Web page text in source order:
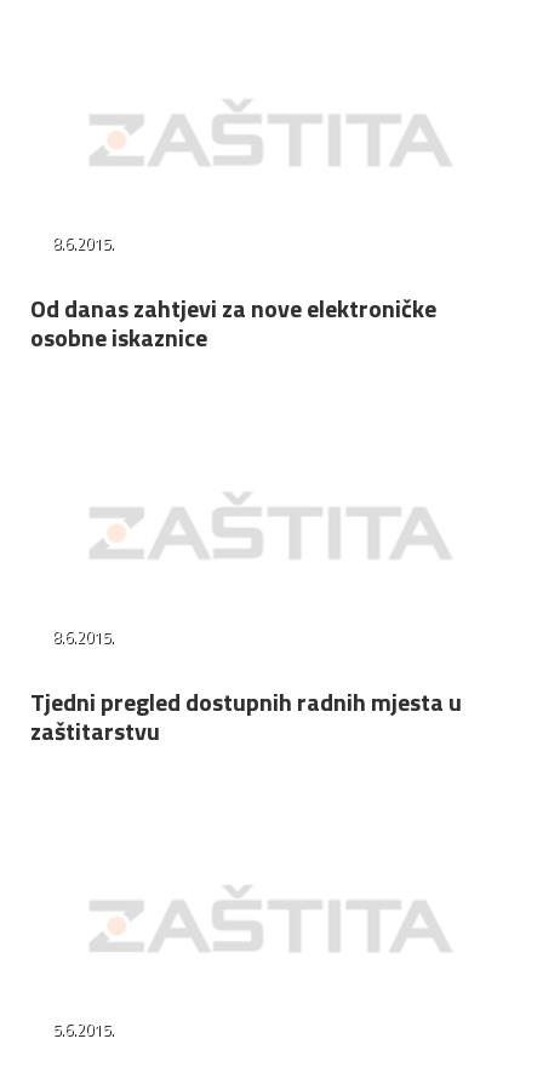
8.6.2015.
Od danas zahtjevi za nove elektroničke
osobne iskaznice
8.6.2015.
Tjedni pregled dostupnih radnih mjesta u
zaštitarstvu
5.6.2015.